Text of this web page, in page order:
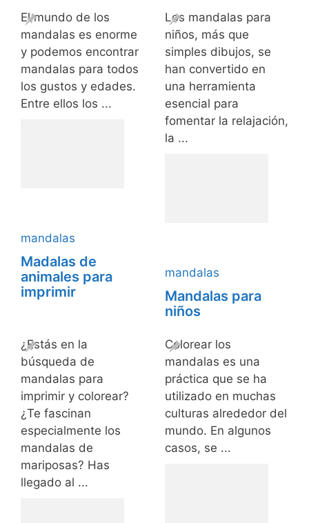
El mundo de los
mandalas es enorme
y podemos encontrar
mandalas para todos
los gustos y edades.
Entre ellos los ...
mandalas
Madalas de
animales para
imprimir
Los mandalas para
niños, más que
simples dibujos, se
han convertido en
una herramienta
esencial para
fomentar la relajación,
la ...
mandalas
Mandalas para
niños
¿Estás en la
búsqueda de
mandalas para
imprimir y colorear?
¿Te fascinan
especialmente los
mandalas de
mariposas? Has
llegado al ...
Colorear los
mandalas es una
práctica que se ha
utilizado en muchas
culturas alrededor del
mundo. En algunos
casos, se ...